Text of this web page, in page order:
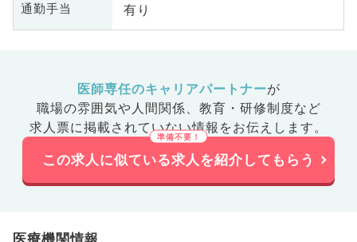
通勤手当 有り
医師専任のキャリアパートナーが
職場の雰囲気や人間関係、 教育・研修制度など
求人票に掲載されていない情報をお伝えします。
この求人に似ている求人を紹介してもらう
医療機関情報